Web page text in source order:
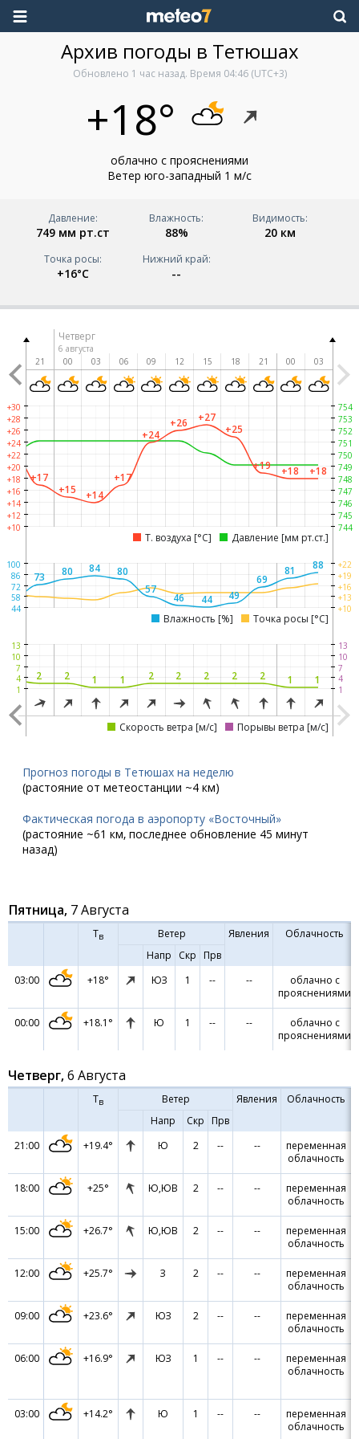
Архив погоды в Тетюшах
Обновлено 1 час назад. Время 04:46(UTC+3)
+18°
облачно с прояснениями
Ветер юго-западный 1 м/с
Давление:
749 мм рт.ст
Влажность:
88%
Видимость:
20 км
Точка росы:
+16°C
Нижний край:
--
21
Четверг
6 августа
00
03 06 09 12 15 18 21 00 03
+23
+17
+15
+14
+17
+24
+26
+27
+25
+19 +18 +18
54
73 80 84
80
57
46 44 49
69
81 88
2 2 1 1 2 2 2 2 2 1 1
754
753
752
751
750
749
748
747
746
745
744
+30
+28
+26
+24
+22
+20
+18
+16
+14
+12
+10
Давление [мм рт.ст.]
Т. воздуха [°C]
+22
+19
+16
+13
+10
100
86
72
58
44
Точка росы [°C]
Влажность [%]
13
10
7
4
1
13
10
7
4
1
Порывы ветра [м/с]
Скорость ветра [м/с]
Прогноз погоды в Тетюшах на неделю
(растояние от метеостанции ~4 км)
Фактическая погода в аэропорту «Восточный»
(растояние ~61 км, последнее обновление 45 минут
назад)
Пятница, 7 Августа
Тв Ветер Явления
Облачность
Напр
Скр Прв
03:00
+18° ЮЗ 1 -- --
облачно с
прояснениями
00:00 +18.1° Ю 1 -- --
облачно с
прояснениями
Четверг,6 Августа
Тв Ветер Явления
Облачность
Напр
Скр Прв
21:00
+19.4° Ю 2 -- --
переменная
облачность
18:00 +25° Ю,ЮВ 2 -- --
переменная
облачность
15:00 +26.7° Ю,ЮВ 2 -- --
переменная
облачность
12:00 +25.7° З 2 -- --
переменная
облачность
09:00 +23.6° ЮЗ 2 -- --
переменная
облачность
06:00 +16.9° ЮЗ 1 -- --
переменная
облачность
03:00 +14.2° Ю 1 -- --
переменная
облачность